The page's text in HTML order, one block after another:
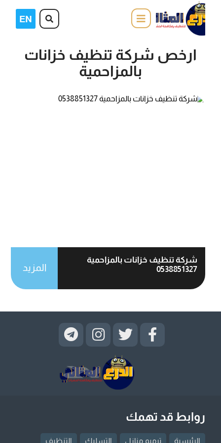
ارخص شركة تنظيف خزانات
بالمزاحمية
شركة تنظيف خزانات بالمزاحمية
0538851327
المزيد
روابط قد تهمك
الرئيسية ترميم منازل التسليك التنظيف